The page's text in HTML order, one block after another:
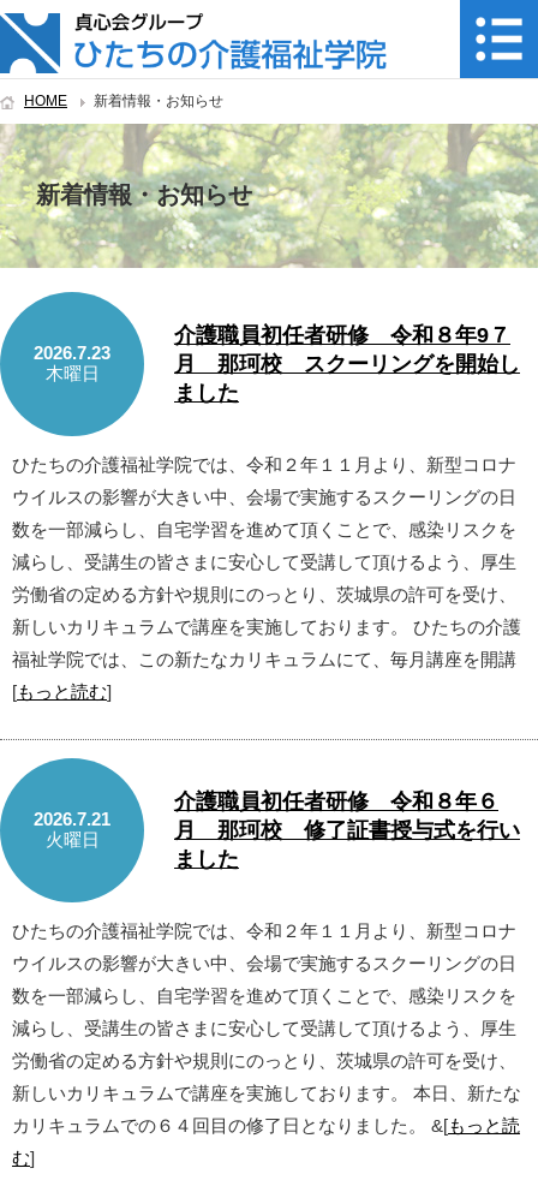
HOME 新着情報・お知らせ
新着情報・お知らせ
2026.7.23
木曜日
介護職員初任者研修 令和８年9７
月 那珂校 スクーリングを開始し
ました
ひたちの介護福祉学院では、令和２年１１月より、新型コロナ
ウイルスの影響が大きい中、会場で実施するスクーリングの日
数を一部減らし、自宅学習を進めて頂くことで、感染リスクを
減らし、受講生の皆さまに安心して受講して頂けるよう、厚生
労働省の定める方針や規則にのっとり、茨城県の許可を受け、
新しいカリキュラムで講座を実施しております。 ひたちの介護
福祉学院では、この新たなカリキュラムにて、毎月講座を開講
[もっと読む]
2026.7.21
火曜日
介護職員初任者研修 令和８年６
月 那珂校 修了証書授与式を行い
ました
ひたちの介護福祉学院では、令和２年１１月より、新型コロナ
ウイルスの影響が大きい中、会場で実施するスクーリングの日
数を一部減らし、自宅学習を進めて頂くことで、感染リスクを
減らし、受講生の皆さまに安心して受講して頂けるよう、厚生
労働省の定める方針や規則にのっとり、茨城県の許可を受け、
新しいカリキュラムで講座を実施しております。 本日、新たな
カリキュラムでの６４回目の修了日となりました。 &[もっと読
む]